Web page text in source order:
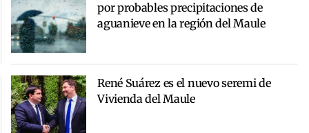
por probables precipitaciones de
aguanieve en la región del Maule
René Suárez es el nuevo seremi de
Vivienda del Maule